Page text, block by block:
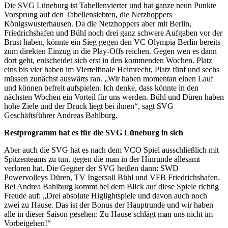
Die SVG Lüneburg ist Tabellenvierter und hat ganze neun Punkte
Vorsprung auf den Tabellensiebten, die Netzhoppers
Königswusterhausen. Da die Netzhoppers aber mit Berlin,
Friedrichshafen und Bühl noch drei ganz schwere Aufgaben vor der
Brust haben, könnte ein Sieg gegen den VC Olympia Berlin bereits
zum direkten Einzug in die Play-Offs reichen. Gegen wen es dann
dort geht, entscheidet sich erst in den kommenden Wochen. Platz
eins bis vier haben im Viertelfinale Heimrecht, Platz fünf und sechs
müssen zunächst auswärts ran. „Wir haben momentan einen Lauf
und können befreit aufspielen. Ich denke, dass könnte in den
nächsten Wochen ein Vorteil für uns werden. Bühl und Düren haben
hohe Ziele und der Druck liegt bei ihnen“, sagt SVG
Geschäftsführer Andreas Bahlburg.
Restprogramm hat es für die SVG Lüneburg in sich
Aber auch die SVG hat es nach dem VCO Spiel ausschließlich mit
Spitzenteams zu tun, gegen die man in der Hinrunde allesamt
verloren hat. Die Gegner der SVG heißen dann: SWD
Powervolleys Düren, TV Ingersoll Bühl und VFB Friedrichshafen.
Bei Andrea Bahlburg kommt bei dem Blick auf diese Spiele richtig
Freude auf: „Drei absolute Higlightspiele und davon auch noch
zwei zu Hause. Das ist der Bonus der Hauptrunde und wir haben
alle in dieser Saison gesehen: Zu Hause schlägt man uns nicht im
Vorbeigehen!“